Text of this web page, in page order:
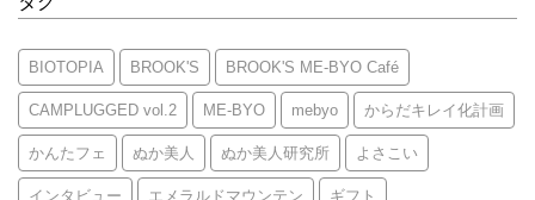
BIOTOPIA BROOK'S BROOK'S ME-BYO Café
CAMPLUGGED vol.2 ME-BYO mebyo からだキレイ化計画
かんたフェ ぬか美人 ぬか美人研究所 よさこい
インタビュー エメラルドマウンテン ギフト